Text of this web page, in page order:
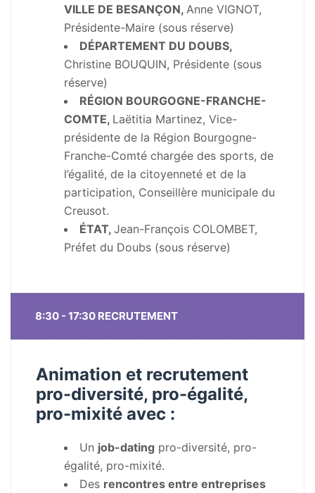
VILLE DE BESANÇON, Anne VIGNOT,
Présidente-Maire (sous réserve)
DÉPARTEMENT DU DOUBS,
Christine BOUQUIN, Présidente (sous
réserve)
RÉGION BOURGOGNE-FRANCHE-
COMTE, Laëtitia Martinez, Vice-
présidente de la Région Bourgogne-
Franche-Comté chargée des sports, de
l’égalité, de la citoyenneté et de la
participation, Conseillère municipale du
Creusot.
ÉTAT, Jean-François COLOMBET,
Préfet du Doubs (sous réserve)
8:30 - 17:30 RECRUTEMENT
Animation et recrutement
pro-diversité, pro-égalité,
pro-mixité avec :
Un job-dating pro-diversité, pro-
égalité, pro-mixité.
Des rencontres entre entreprises